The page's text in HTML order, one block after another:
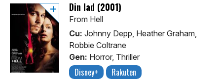
Din Iad (2001)
From Hell
Cu: Johnny Depp, Heather Graham,
Robbie Coltrane
Gen: Horror, Thriller
Disney+ Rakuten